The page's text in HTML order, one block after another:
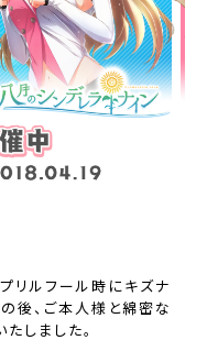
リルフール時にキズナ
後、ご本人様と綿密な
しました。